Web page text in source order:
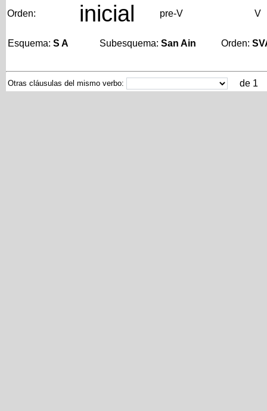
Orden: inicial pre-V V
Esquema: S A Subesquema: San Ain Orden:
Otras cláusulas del mismo verbo: de 1